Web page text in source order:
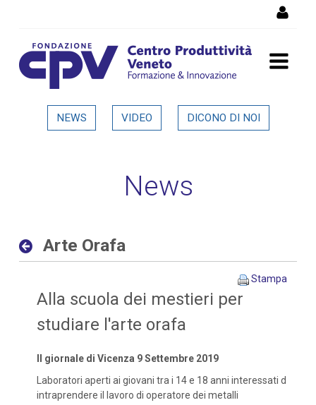
Arte Orafa - Dettaglio in
NEWS VIDEO DICONO DI NOI
News
Arte Orafa
Stampa
Alla scuola dei mestieri per
studiare l'arte orafa
Il giornale di Vicenza 9 Settembre 2019
Laboratori aperti ai giovani tra i 14 e 18 anni interessati d
intraprendere il lavoro di operatore dei metalli